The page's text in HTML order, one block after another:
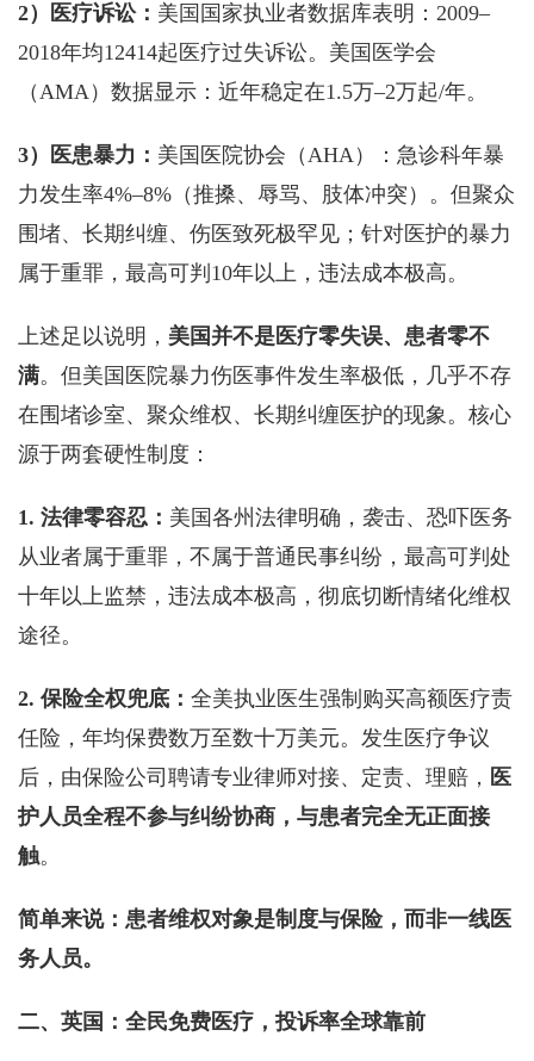
2）医疗诉讼： 美国国家执业者数据库表明：2009–
2018年均12414起医疗过失诉讼。美国医学会
（AMA）数据显示：近年稳定在1.5万–2万起/年。
3）医患暴力： 美国医院协会（AHA）：急诊科年暴
力发生率4%–8%（推搡、辱骂、肢体冲突）。但聚众
围堵、长期纠缠、伤医致死极罕见；针对医护的暴力
属于重罪，最高可判10年以上，违法成本极高。
上述足以说明， 美国并不是医疗零失误、患者零不
满。但美国医院暴力伤医事件发生率极低，几乎不存
在围堵诊室、聚众维权、长期纠缠医护的现象。核心
源于两套硬性制度：
1. 法律零容忍： 美国各州法律明确，袭击、恐吓医务
从业者属于重罪，不属于普通民事纠纷，最高可判处
十年以上监禁，违法成本极高，彻底切断情绪化维权
途径。
2. 保险全权兜底： 全美执业医生强制购买高额医疗责
任险，年均保费数万至数十万美元。发生医疗争议
后，由保险公司聘请专业律师对接、定责、理赔， 医
护人员全程不参与纠纷协商，与患者完全无正面接
触。
简单来说：患者维权对象是制度与保险，而非一线医
务人员。
二、英国：全民免费医疗，投诉率全球靠前